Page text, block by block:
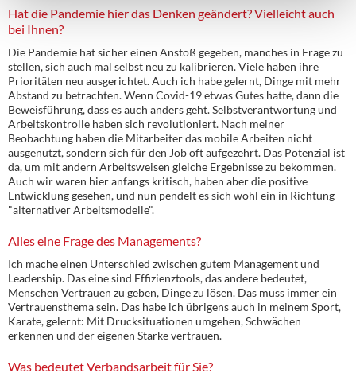
Hat die Pandemie hier das Denken geändert? Vielleicht auch
bei Ihnen?
Die Pandemie hat sicher einen Anstoß gegeben, manches in Frage zu
stellen, sich auch mal selbst neu zu kalibrieren. Viele haben ihre
Prioritäten neu ausgerichtet. Auch ich habe gelernt, Dinge mit mehr
Abstand zu betrachten. Wenn Covid-19 etwas Gutes hatte, dann die
Beweisführung, dass es auch anders geht. Selbstverantwortung und
Arbeitskontrolle haben sich revolutioniert. Nach meiner
Beobachtung haben die Mitarbeiter das mobile Arbeiten nicht
ausgenutzt, sondern sich für den Job oft aufgezehrt. Das Potenzial ist
da, um mit andern Arbeitsweisen gleiche Ergebnisse zu bekommen.
Auch wir waren hier anfangs kritisch, haben aber die positive
Entwicklung gesehen, und nun pendelt es sich wohl ein in Richtung
"alternativer Arbeitsmodelle".
Alles eine Frage des Managements?
Ich mache einen Unterschied zwischen gutem Management und
Leadership. Das eine sind Effizienztools, das andere bedeutet,
Menschen Vertrauen zu geben, Dinge zu lösen. Das muss immer ein
Vertrauensthema sein. Das habe ich übrigens auch in meinem Sport,
Karate, gelernt: Mit Drucksituationen umgehen, Schwächen
erkennen und der eigenen Stärke vertrauen.
Was bedeutet Verbandsarbeit für Sie?